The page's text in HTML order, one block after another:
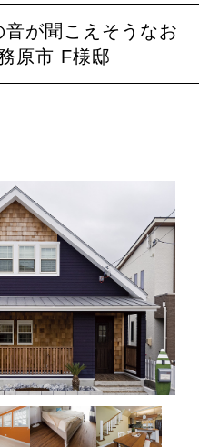
が聞こえそうなお
市 F様邸